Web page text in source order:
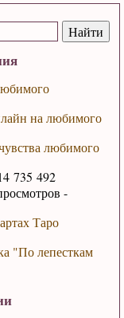
на любимого
любимого
735 492
-
Таро
"По лепесткам